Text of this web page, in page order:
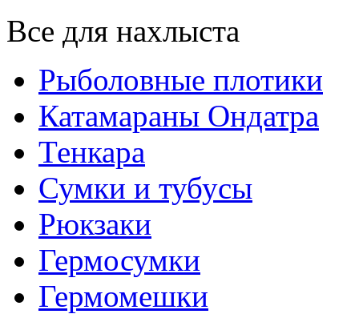
Все для нахлыста
Рыболовные плотики
Катамараны Ондатра
Тенкара
Сумки и тубусы
Рюкзаки
Гермосумки
Гермомешки